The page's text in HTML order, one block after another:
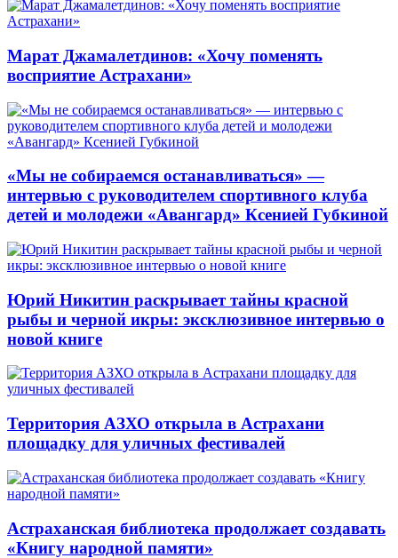
Марат Джамалетдинов: «Хочу поменять
восприятие Астрахани»
«Мы не собираемся останавливаться» —
интервью с руководителем спортивного клуба
детей и молодежи «Авангард» Ксенией Губкиной
Юрий Никитин раскрывает тайны красной
рыбы и черной икры: эксклюзивное интервью о
новой книге
Территория АЗХО открыла в Астрахани
площадку для уличных фестивалей
Астраханская библиотека продолжает создавать
«Книгу народной памяти»